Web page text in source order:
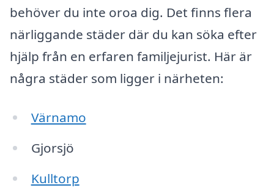
behöver du inte oroa dig. Det finns flera
närliggande städer där du kan söka efter
hjälp från en erfaren familjejurist. Här är
några städer som ligger i närheten:
Värnamo
Gjorsjö
Kulltorp